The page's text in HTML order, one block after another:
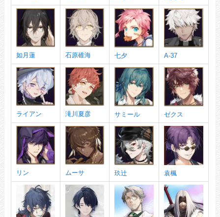
如月蓮 石原碓海 七夕 A-37
ライアン 滝川夏彦 サミール ゼクス
リン ムーサ 玖辻 袁楓